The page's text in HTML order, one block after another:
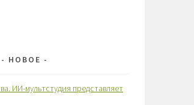
НОВОЕ
ИИ-мультстудия представляет